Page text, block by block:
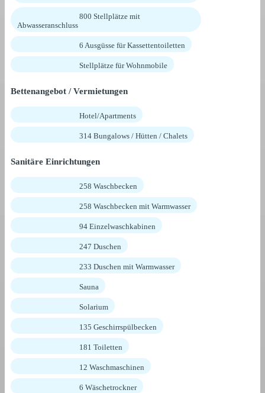
800 Stellplätze mit
Abwasseranschluss
6 Ausgüsse für Kassettentoiletten
Stellplätze für Wohnmobile
Bettenangebot / Vermietungen
Hotel/Apartments
314 Bungalows / Hütten / Chalets
Sanitäre Einrichtungen
258 Waschbecken
258 Waschbecken mit Warmwasser
94 Einzelwaschkabinen
247 Duschen
233 Duschen mit Warmwasser
Sauna
Solarium
135 Geschirrspülbecken
181 Toiletten
12 Waschmaschinen
6 Wäschetrockner